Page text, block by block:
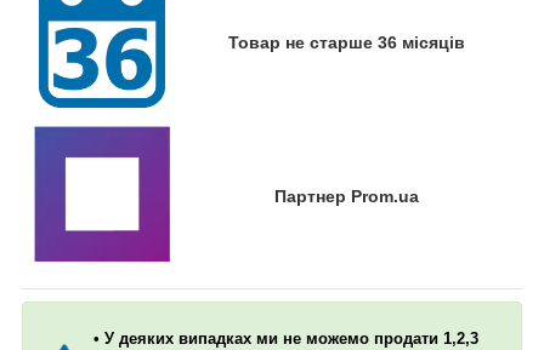
Товар не старше 36 місяців
Партнер Prom.ua
• У деяких випадках ми не можемо продати 1,2,3